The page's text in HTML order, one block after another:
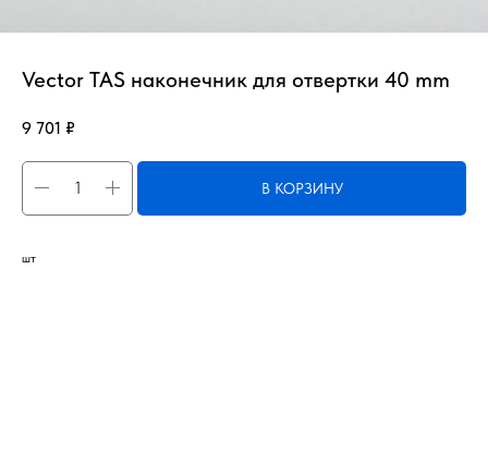
Vector TAS наконечник для отвертки 40 mm
9 701 ₽
В КОРЗИНУ
шт